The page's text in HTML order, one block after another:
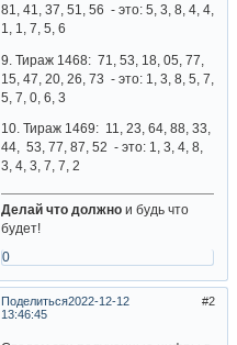
81, 41, 37, 51, 56 - это: 5, 3, 8, 4, 4,
1, 1, 7, 5, 6
9. Тираж 1468: 71, 53, 18, 05, 77,
15, 47, 20, 26, 73 - это: 1, 3, 8, 5, 7,
5, 7, 0, 6, 3
10. Тираж 1469: 11, 23, 64, 88, 33,
44, 53, 77, 87, 52 - это: 1, 3, 4, 8,
3, 4, 3, 7, 7, 2
Делай что должно и будь что
будет!
0
Поделиться 2
2022-12-12
13:46:45